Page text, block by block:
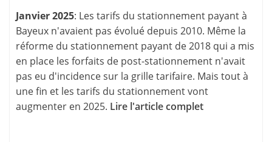
Janvier 2025: Les tarifs du stationnement payant à
Bayeux n'avaient pas évolué depuis 2010. Même la
réforme du stationnement payant de 2018 qui a mis
en place les forfaits de post-stationnement n'avait
pas eu d'incidence sur la grille tarifaire. Mais tout à
une fin et les tarifs du stationnement vont
augmenter en 2025. Lire l'article complet